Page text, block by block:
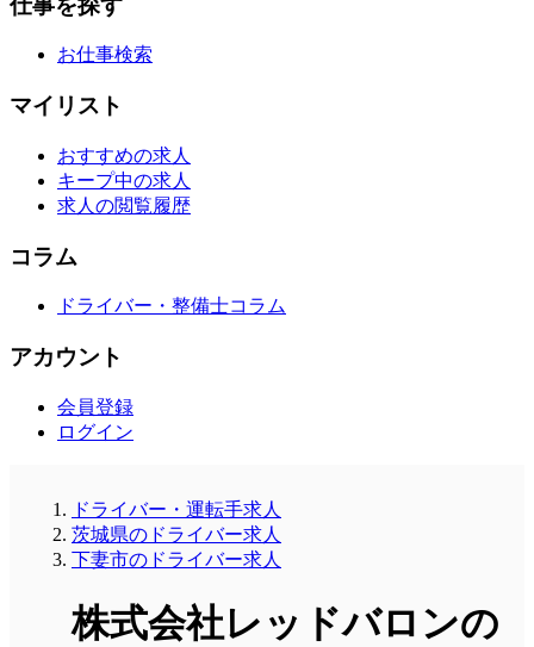
仕事を探す
お仕事検索
マイリスト
おすすめの求人
キープ中の求人
求人の閲覧履歴
コラム
ドライバー・整備士コラム
アカウント
会員登録
ログイン
ドライバー・運転手求人
茨城県のドライバー求人
下妻市のドライバー求人
株式会社レッドバロンの